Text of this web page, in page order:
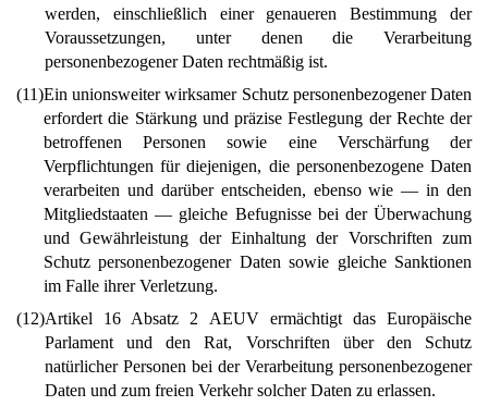
werden, einschließlich einer genaueren Bestimmung der
Voraussetzungen, unter denen die Verarbeitung
personenbezogener Daten rechtmäßig ist.
(11)Ein unionsweiter wirksamer Schutz personenbezogener Daten
erfordert die Stärkung und präzise Festlegung der Rechte der
betroffenen Personen sowie eine Verschärfung der
Verpflichtungen für diejenigen, die personenbezogene Daten
verarbeiten und darüber entscheiden, ebenso wie — in den
Mitgliedstaaten — gleiche Befugnisse bei der Überwachung
und Gewährleistung der Einhaltung der Vorschriften zum
Schutz personenbezogener Daten sowie gleiche Sanktionen
im Falle ihrer Verletzung.
(12)Artikel 16 Absatz 2 AEUV ermächtigt das Europäische
Parlament und den Rat, Vorschriften über den Schutz
natürlicher Personen bei der Verarbeitung personenbezogener
Daten und zum freien Verkehr solcher Daten zu erlassen.